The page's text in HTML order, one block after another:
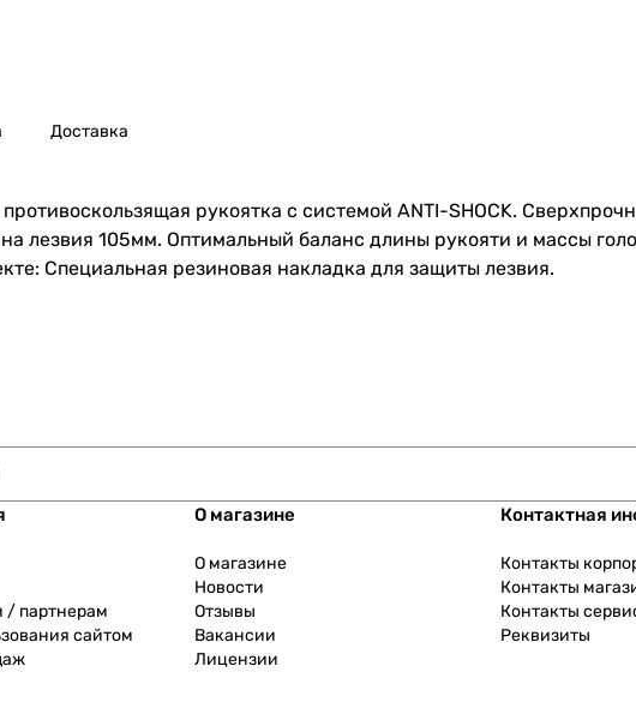
Доставка
рукоятка с системой ANTI-SHOCK.
лезвия 105мм. Оптимальный баланс длины рукояти и массы
Специальная резиновая накладка для защиты лезвия.
/ партнерам
сайтом
О магазине
О магазине
Новости
Отзывы
Вакансии
Лицензии
Контактная
Контакты
Контакты
Контакты
Реквизиты